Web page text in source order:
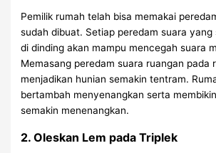
Pemilik rumah telah bisa memakai
sudah dibuat. Setiap peredam suara yang
di dinding akan mampu mencegah suara
Memasang peredam suara ruangan pada
menjadikan hunian semakin tentram.
bertambah menyenangkan serta
semakin menenangkan.
2. Oleskan Lem pada Triplek